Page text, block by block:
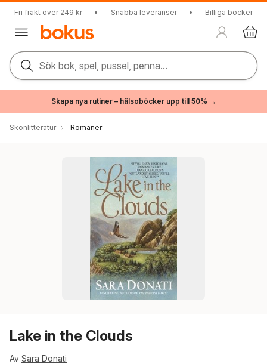
Fri frakt över 249 kr • Snabba leveranser • Billiga böcker
Sök bok, spel, pussel, penna...
Skapa nya rutiner – hälsoböcker upp till 50% →
Skönlitteratur Romaner
Lake in the Clouds
Av Sara Donati